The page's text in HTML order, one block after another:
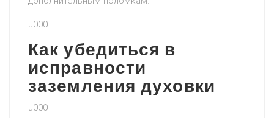
u000
Как убедиться в
исправности
заземления духовки
u000